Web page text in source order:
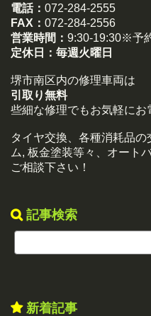
電話： 072-284-2555
FAX： 072-284-2556
営業時間： 9:30-19:30※予
定休日： 毎週火曜日
堺市南区内の修理車両は
引取り無料
些細な修理でもお気軽にお
タイヤ交換、各種消耗品
ム, 板金塗装等々、オート
ご相談下さい！
記事検索
新着記事